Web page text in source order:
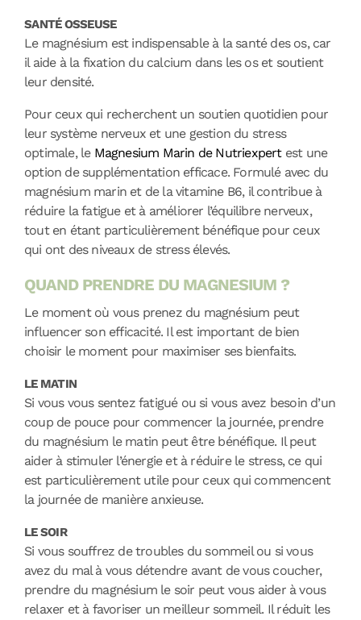
SANTÉ OSSEUSE
Le magnésium est indispensable à la santé des os, car
il aide à la fixation du calcium dans les os et soutient
leur densité.
Pour ceux qui recherchent un soutien quotidien pour
leur système nerveux et une gestion du stress
optimale, le Magnesium Marin de Nutriexpertest une
option de supplémentation efficace. Formulé avec du
magnésium marin et de la vitamine B6, il contribue à
réduire la fatigue et à améliorer l’équilibre nerveux,
tout en étant particulièrement bénéfique pour ceux
qui ont des niveaux de stress élevés.
QUAND PRENDRE DU MAGNESIUM ?
Le moment où vous prenez du magnésium peut
influencer son efficacité. Il est important de bien
choisir le moment pour maximiser ses bienfaits.
LE MATIN
Si vous vous sentez fatigué ou si vous avez besoin d’un
coup de pouce pour commencer la journée, prendre
du magnésium le matin peut être bénéfique. Il peut
aider à stimuler l’énergie et à réduire le stress, ce qui
est particulièrement utile pour ceux qui commencent
la journée de manière anxieuse.
LE SOIR
Si vous souffrez de troubles du sommeil ou si vous
avez du mal à vous détendre avant de vous coucher,
prendre du magnésium le soir peut vous aider à vous
relaxer et à favoriser un meilleur sommeil. Il réduit les